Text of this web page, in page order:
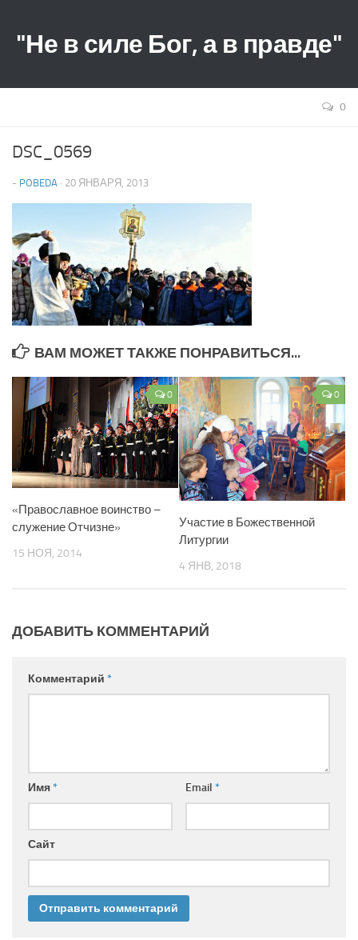
"Не в силе Бог, а в правде"
0
DSC_0569
- POBEDA · 20 ЯНВАРЯ, 2013
ВАМ МОЖЕТ ТАКЖЕ ПОНРАВИТЬСЯ...
0
«Православное воинство –
служение Отчизне»
15 НОЯ, 2014
0
Участие в Божественной
Литургии
4 ЯНВ, 2018
ДОБАВИТЬ КОММЕНТАРИЙ
Комментарий *
Имя* Email *
Сайт